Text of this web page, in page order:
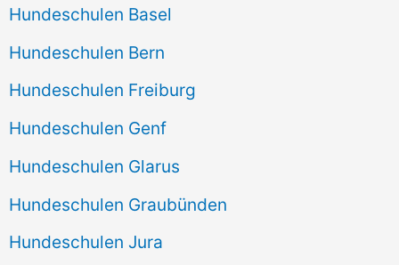
Hundeschulen Basel
Hundeschulen Bern
Hundeschulen Freiburg
Hundeschulen Genf
Hundeschulen Glarus
Hundeschulen Graubünden
Hundeschulen Jura